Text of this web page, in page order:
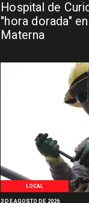
Hospital de
"hora dorada"
Materna
LOCAL
3 DE AGOSTO DE 2026